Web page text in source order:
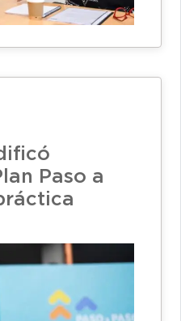
Paso a